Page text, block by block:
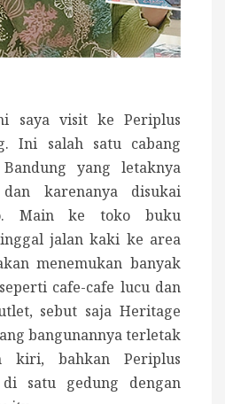
saya visit ke Periplus
Ini salah satu cabang
yang letaknya
karenanya disukai
Main ke toko buku
jalan kaki ke area
menemukan banyak
cafe-cafe lucu dan
sebut saja Heritage
bangunannya terletak
kiri, bahkan Periplus
satu gedung dengan